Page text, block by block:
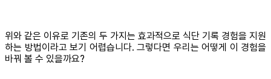
위와 같은 이유로 기존의 두 가지는 효과적으로 식단 기록 경험을 지원
하는 방법이라고 보기 어렵습니다. 그렇다면 우리는 어떻게 이 경험을
바꿔 볼 수 있을까요?